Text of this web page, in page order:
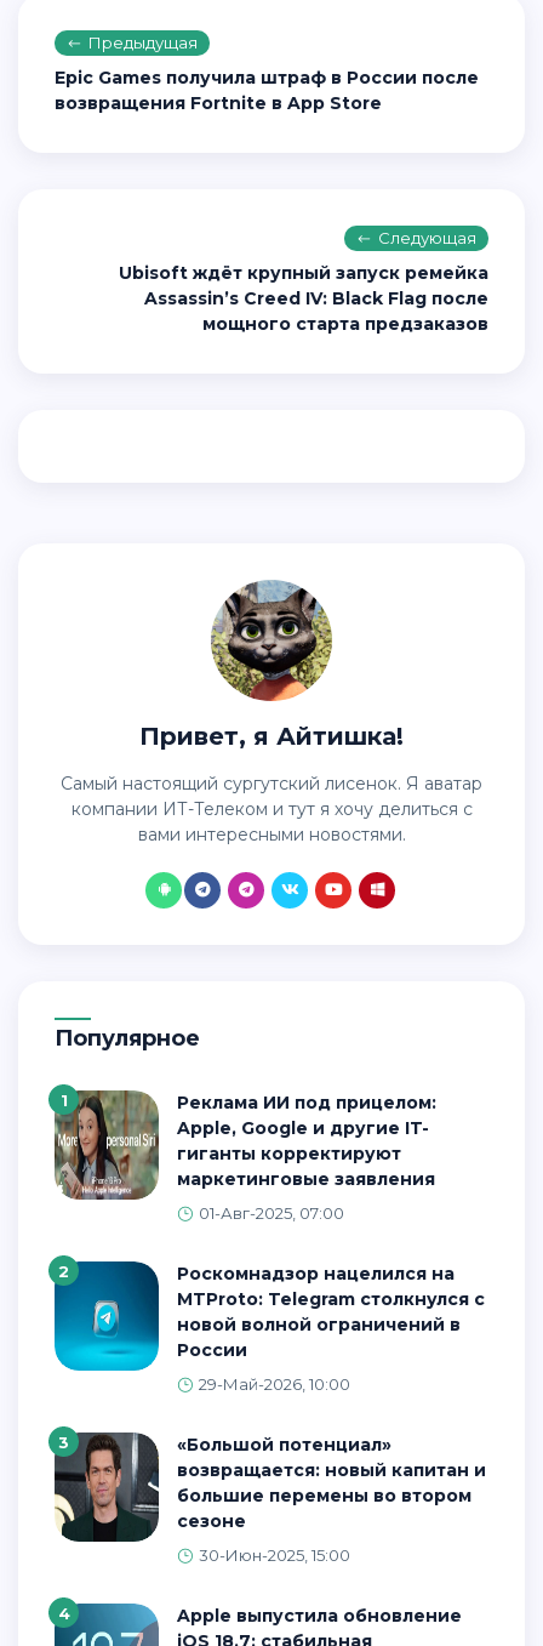
Предыдущая
Epic Games получила штраф в России после
возвращения Fortnite в App Store
Следующая
Ubisoft ждёт крупный запуск ремейка
Assassin’s Creed IV: Black Flag после
мощного старта предзаказов
Привет, я Айтишка!
Самый настоящий сургутский лисенок. Я аватар
компании ИТ-Телеком и тут я хочу делиться с
вами интересными новостями.
Популярное
1
Реклама ИИ под прицелом:
Apple, Google и другие IT-
гиганты корректируют
маркетинговые заявления
01-Авг-2025, 07:00
2
Роскомнадзор нацелился на
MTProto: Telegram столкнулся с
новой волной ограничений в
России
29-Май-2026, 10:00
3
«Большой потенциал»
возвращается: новый капитан и
большие перемены во втором
сезоне
30-Июн-2025, 15:00
4
Apple выпустила обновление
iOS 18.7: стабильная